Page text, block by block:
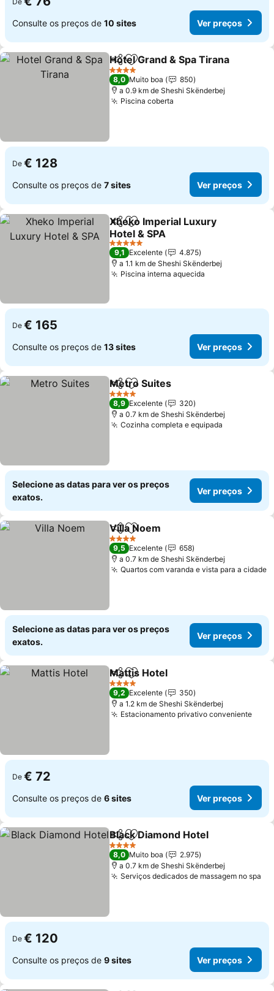
Consulte os preços de 10 sites Ver preços
PartilharAdicionar aos favoritos
Hotel Grand & Spa Tirana
4 Estrelas
8,0 Muito boa
850
a 0.9 km de Sheshi Skënderbej
Piscina coberta
De € 128
Consulte os preços de 7 sites Ver preços
PartilharAdicionar aos favoritos
Xheko Imperial Luxury
Hotel & SPA
Ver preços
5 Estrelas
9,1 Excelente
4.875
a 1.1 km de Sheshi Skënderbej
Piscina interna aquecida
De € 165
Consulte os preços de 13 sites Ver preços
PartilharAdicionar aos favoritos
Metro Suites
4 Estrelas
8,9 Excelente
320
a 0.7 km de Sheshi Skënderbej
Cozinha completa e equipada
Selecione as datas para ver os preços
exatos.
Ver preços
PartilharAdicionar aos favoritos
Villa Noem
4 Estrelas
9,5 Excelente
658
a 0.7 km de Sheshi Skënderbej
Quartos com varanda e vista para a cidade
Selecione as datas para ver os preços
exatos.
Ver preços
PartilharAdicionar aos favoritos
Mattis Hotel
4 Estrelas
9,2 Excelente
350
a 1.2 km de Sheshi Skënderbej
Estacionamento privativo convenienteVer
De € 72
Consulte os preços de 6 sites Ver preços
PartilharAdicionar aos favoritos
Black Diamond Hotel
4 Estrelas
8,0 Muito boa
2.975
a 0.7 km de Sheshi Skënderbej
Serviços dedicados de massagem no spa
De € 120
Consulte os preços de 9 sites Ver preços